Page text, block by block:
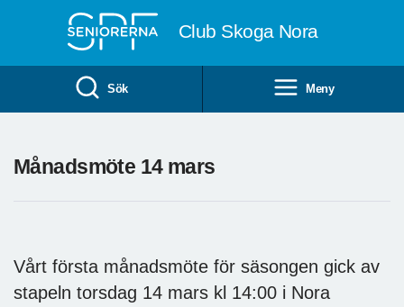
Club Skoga Nora
Sök Meny
Månadsmöte 14 mars
Vårt första månadsmöte för säsongen gick av
stapeln torsdag 14 mars kl 14:00 i Nora